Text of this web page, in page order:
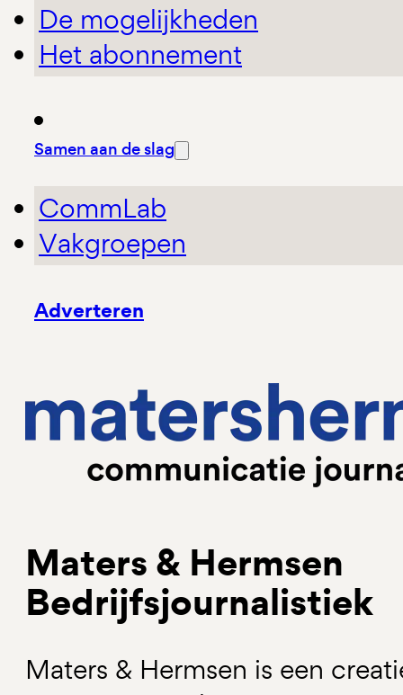
De mogelijkheden
Het abonnement
Samen aan de slag
CommLab
Vakgroepen
Adverteren
Maters & Hermsen
Bedrijfsjournalistiek
Maters & Hermsen is een